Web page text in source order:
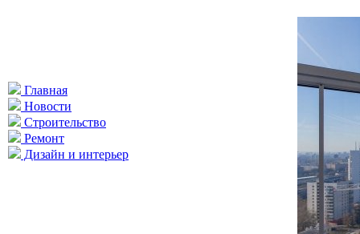
Главная
Новости
Строительство
Ремонт
Дизайн и интерьер